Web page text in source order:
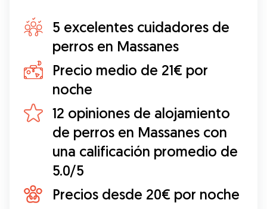
5 excelentes cuidadores de
perros en Massanes
Precio medio de 21€ por
noche
12 opiniones de alojamiento
de perros en Massanes con
una calificación promedio de
5.0/5
Precios desde 20€ por noche